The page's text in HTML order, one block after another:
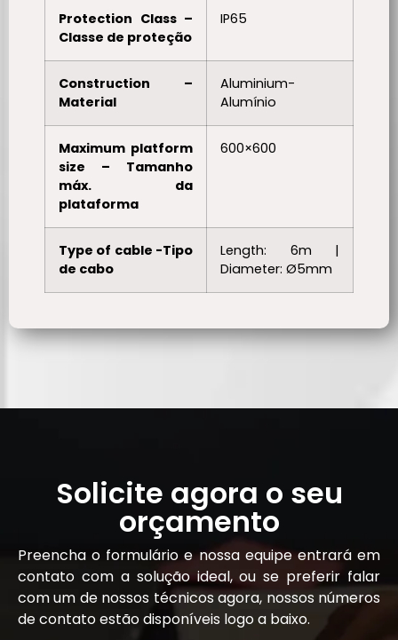
Protection Class –
Classe de proteção
IP65
Construction –
Material
Aluminium-
Alumínio
Maximum platform
size – Tamanho
máx. da
plataforma
600×600
Type of cable -Tipo
de cabo
Length: 6m |
Diameter: Ø5mm
Solicite agora o seu
orçamento
Preencha o formulário e nossa equipe entrará em
contato com a solução ideal, ou se preferir falar
com um de nossos técnicos agora, nossos números
de contato estão disponíveis logo a baixo.